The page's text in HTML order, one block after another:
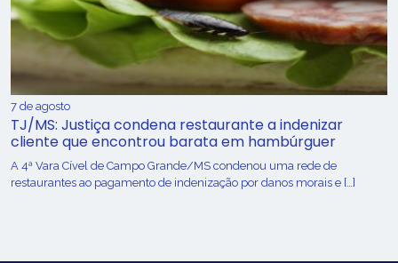
7 de agosto
TJ/MS: Justiça condena restaurante a indenizar
cliente que encontrou barata em hambúrguer
A 4ª Vara Cível de Campo Grande/MS condenou uma rede de
restaurantes ao pagamento de indenização por danos morais e […]